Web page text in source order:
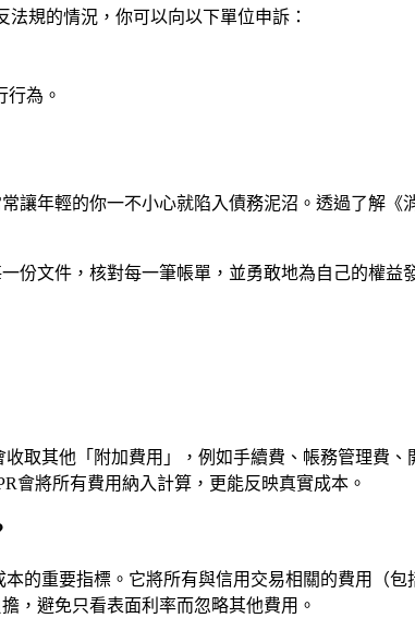
規的情況，你可以向以下單位申訴：
行為。
讓年輕的你一不小心就陷入債務泥沼。透過了解
份文件，核對每一筆帳單，並勇敢地為自己的權
取其他「附加費用」，例如手續費、帳務管理費
會將所有費用納入計算，更能反映真實成本。
本的重要指標。它將所有與信用交易相關的費用（
，避免只看表面利率而忽略其他費用。